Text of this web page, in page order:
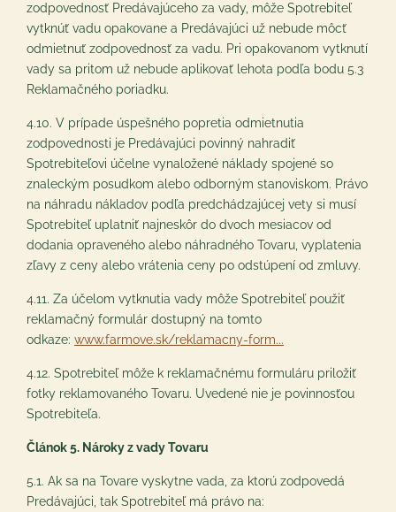
zodpovednosť Predávajúceho za vady, môže Spotrebiteľ
vytknúť vadu opakovane a Predávajúci už nebude môcť
odmietnuť zodpovednosť za vadu. Pri opakovanom vytknutí
vady sa pritom už nebude aplikovať lehota podľa bodu ‎5.3
Reklamačného poriadku.
4.10. V prípade úspešného popretia odmietnutia
zodpovednosti je Predávajúci povinný nahradiť
Spotrebiteľovi účelne vynaložené náklady spojené so
znaleckým posudkom alebo odborným stanoviskom. Právo
na náhradu nákladov podľa predchádzajúcej vety si musí
Spotrebiteľ uplatniť najneskôr do dvoch mesiacov od
dodania opraveného alebo náhradného Tovaru, vyplatenia
zľavy z ceny alebo vrátenia ceny po odstúpení od zmluvy.
4.11. Za účelom vytknutia vady môže Spotrebiteľ použiť
reklamačný formulár dostupný na tomto
odkaze: www.farmove.sk/reklamacny-form...
4.12. Spotrebiteľ môže k reklamačnému formuláru priložiť
fotky reklamovaného Tovaru. Uvedené nie je povinnosťou
Spotrebiteľa.
Článok 5. Nároky z vady Tovaru
5.1. Ak sa na Tovare vyskytne vada, za ktorú zodpovedá
Predávajúci, tak Spotrebiteľ má právo na: